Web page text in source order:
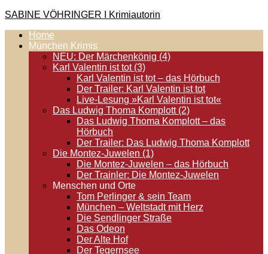
Zum
springen
SABINE VÖHRINGER I Krimiautorin
Krimis, bei denen das universell Menschliche im Vordergrund
steht. Spielen zentral in der Münchner Altstadt.
Home
München Krimis
NEU: Der Märchenkönig (4)
Karl Valentin ist tot (3)
Karl Valentin ist tot – das Hörbuch
Der Trailer: Karl Valentin ist tot
Live-Lesung »Karl Valentin ist tot«
Das Ludwig Thoma Komplott (2)
Das Ludwig Thoma Komplott – das
Hörbuch
Der Trailer: Das Ludwig Thoma Komplott
Die Montez-Juwelen (1)
Die Montez-Juwelen – das Hörbuch
Der Trainler: Die Montez-Juwelen
Menschen und Orte
Tom Perlinger & sein Team
München – Weltstadt mit Herz
Die Sendlinger Straße
Das Odeon
Der Alte Hof
Der Tegernsee